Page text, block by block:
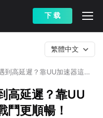
下 载
到高延遲？靠UU加速器這幾
繁體中文
高延遲？靠UU
鬥更順暢！